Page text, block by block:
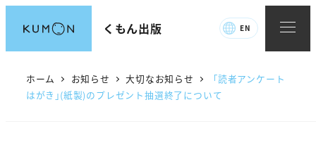
ン
くもん出版 EN
ホーム お知らせ 大切なお知らせ
｢読者アンケート
はがき｣(紙製)のプレゼント抽選終了について